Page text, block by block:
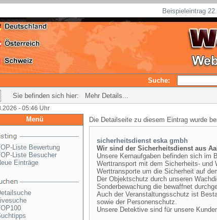
Beispieleintrag
Suche:
Sie befinden sich hier: Mehr Details...
- 05:46 Uhr
Menü
Liste Bewertung
Liste Besucher
Einträge
Die Detailseite zu diesem Eintrag wurde
sicherheitsdienst eska gmbh
Wir sind der Sicherheitsdienst aus
Unsere Kernaufgaben befinden sich im
Werttransport mit dem Sicherheits- und
Werttransporte um die Sicherheit auf
Der Objektschutz durch unseren
Sonderbewachung die bewaffnet
Auch der Veranstaltungsschutz ist
sowie der Personenschutz.
Unsere Detektive sind für unsere